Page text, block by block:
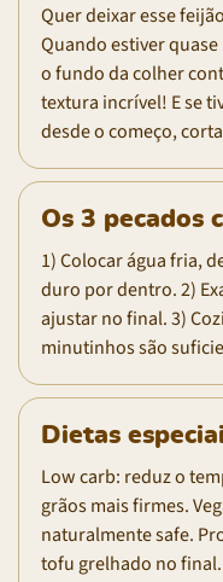
Quer deixar esse
Quando estiver
o fundo da colher
textura incrível! E se
desde o começo,
Os 3 pecados
1) Colocar água fria,
duro por dentro. 2)
ajustar no final. 3)
minutinhos são
Dietas
Low carb: reduz o
grãos mais firmes.
naturalmente safe.
tofu grelhado no